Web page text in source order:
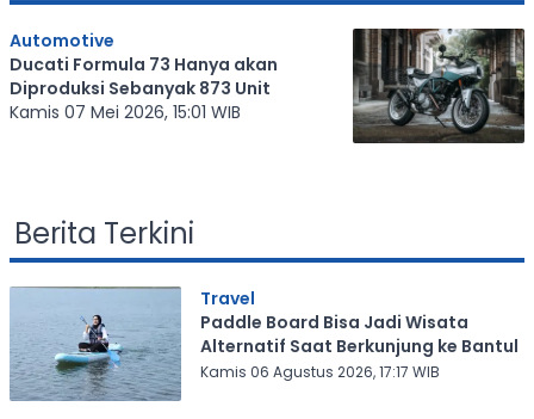
Automotive
Ducati Formula 73 Hanya akan
Diproduksi Sebanyak 873 Unit
Kamis 07 Mei 2026, 15:01 WIB
Berita Terkini
Travel
Paddle Board Bisa Jadi Wisata
Alternatif Saat Berkunjung ke Bantul
Kamis 06 Agustus 2026, 17:17 WIB